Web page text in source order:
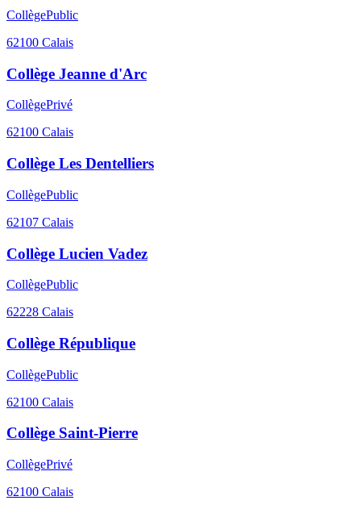
CollègePublic
62100 Calais
Collège Jeanne d'Arc
CollègePrivé
62100 Calais
Collège Les Dentelliers
CollègePublic
62107 Calais
Collège Lucien Vadez
CollègePublic
62228 Calais
Collège République
CollègePublic
62100 Calais
Collège Saint-Pierre
CollègePrivé
62100 Calais